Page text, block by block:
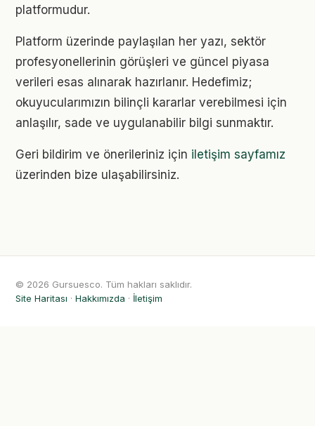
platformudur.
Platform üzerinde paylaşılan her yazı, sektör
profesyonellerinin görüşleri ve güncel piyasa
verileri esas alınarak hazırlanır. Hedefimiz;
okuyucularımızın bilinçli kararlar verebilmesi için
anlaşılır, sade ve uygulanabilir bilgi sunmaktır.
Geri bildirim ve önerileriniz için iletişim sayfamız
üzerinden bize ulaşabilirsiniz.
© 2026 Gursuesco. Tüm hakları saklıdır.
Site Haritası · Hakkımızda · İletişim